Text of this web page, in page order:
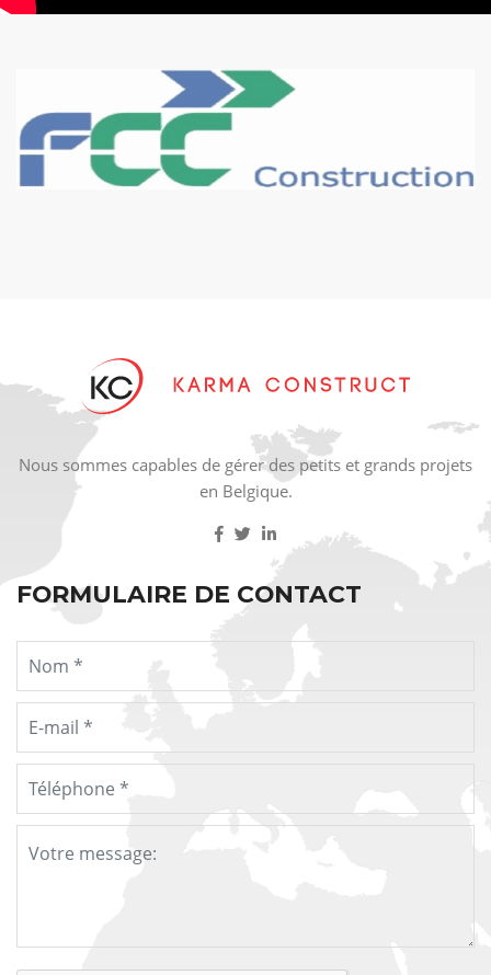
Nous sommes capables de gérer des petits et grands projets
en Belgique.
FORMULAIRE DE CONTACT